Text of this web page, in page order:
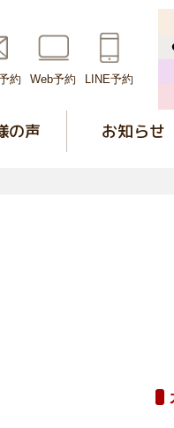
約 Web予約 LINE予約
の声 お知らせ